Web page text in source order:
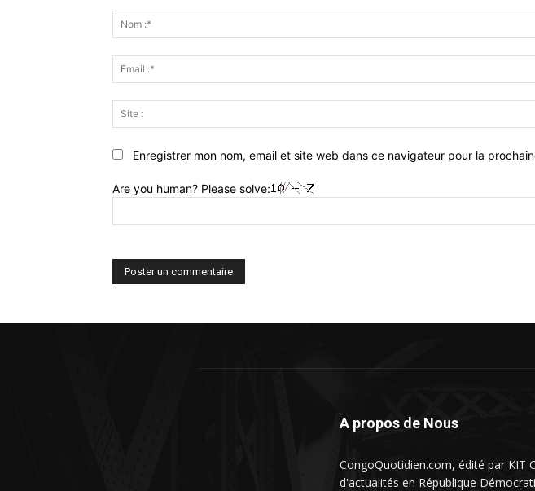
Enregistrer mon nom, email et site web dans ce navigateur pour la
Are you human? Please solve:
A propos de Nous
CongoQuotidien.com, édité par KIT
d'actualités en République